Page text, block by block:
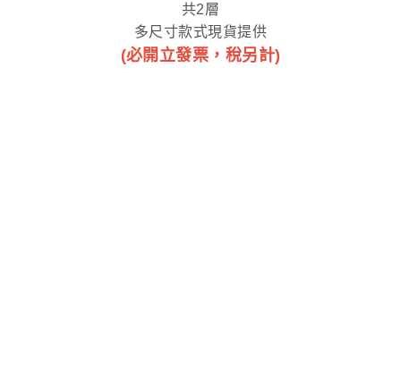
共2層
多尺寸款式現貨提供
(必開立發票，稅另計)